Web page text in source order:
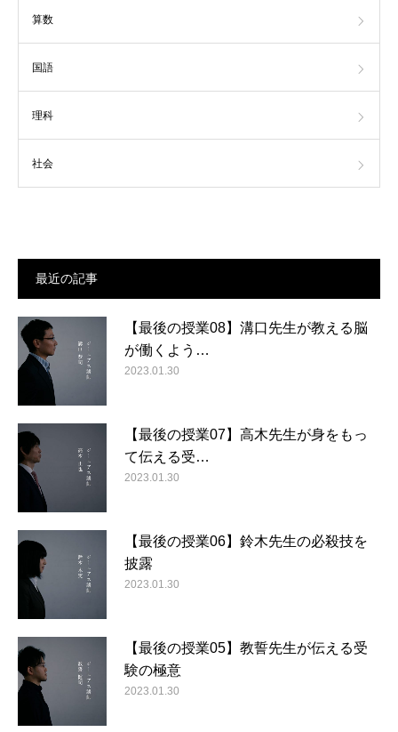
算数
国語
理科
社会
最近の記事
【最後の授業08】溝口先生が教える脳
が働くよう…
2023.01.30
【最後の授業07】高木先生が身をもっ
て伝える受…
2023.01.30
【最後の授業06】鈴木先生の必殺技を
披露
2023.01.30
【最後の授業05】教誓先生が伝える受
験の極意
2023.01.30